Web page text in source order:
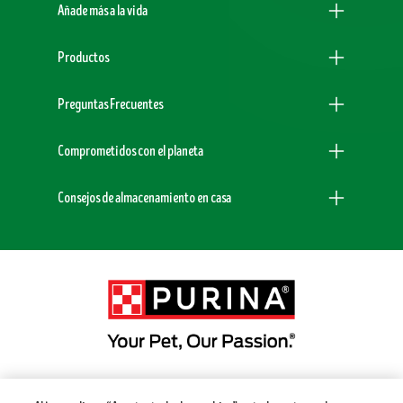
Añade más a la vida
Productos
Preguntas Frecuentes
Comprometidos con el planeta
Consejos de almacenamiento en casa